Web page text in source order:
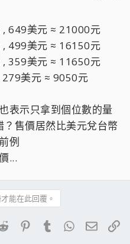
649美元 ≈ 21000元
499美元 ≈ 16150元
359美元 ≈ 11650元
美元 ≈ 9050元
表示只拿到個位數的量
售價居然比美元兌台幣
例
...
能在此回覆。
Reddit PinterestTumblrWhatsApp
電子